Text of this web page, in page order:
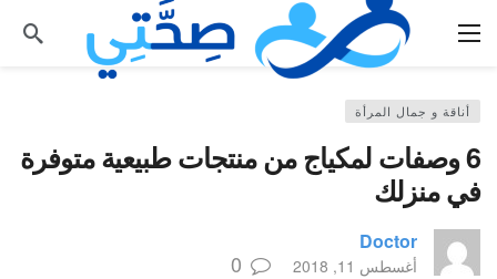
أناقة و جمال المرأة
6 وصفات لمكياج من منتجات طبيعية متوفرة
في منزلك
Doctor
أغسطس 11, 2018 0